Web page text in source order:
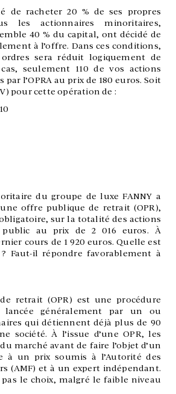
de racheter 20 % de ses propres
les actionnaires minoritaires,
40 % du capital, ont décidé de
à l’offre. Dans ces conditions,
sera réduit logiquement de
seulement 110 de vos actions
l’OPRA au prix de 180 euros. Soit
pour cette opération de :
du groupe de luxe FANNY a
offre publique de retrait (OPR),
sur la totalité des actions
au prix de 2 016 euros. À
cours de 1 920 euros. Quelle est
Faut-il répondre favorablement à
retrait (OPR) est une procédure
lancée généralement par un ou
qui détiennent déjà plus de 90
société. À l’issue d’une OPR, les
marché avant de faire l’objet d’un
à un prix soumis à l’Autorité des
(AMF) et à un expert indépendant.
pas le choix, malgré le faible niveau